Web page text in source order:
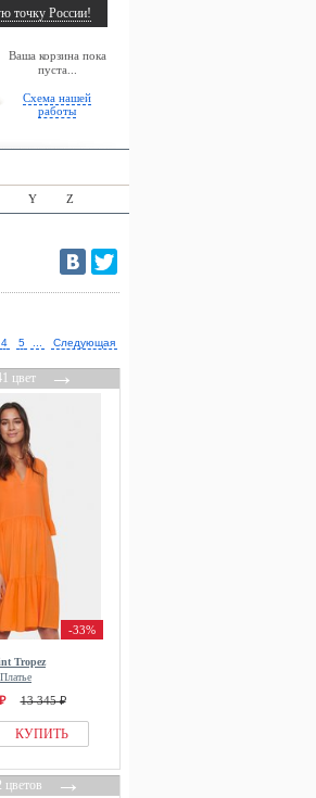
Ваша корзина пока
пуста...
Схема нашей
работы
точку России!
Y Z
4 5 Следующая
цвет→
-33%
Tropez
Платье
13 345 ₽
КУПИТЬ
цветов→